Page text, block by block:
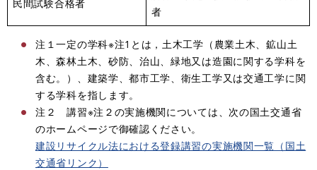
民間試験合格者
者
注１一定の学科※注1とは，土木工学（農業土木、鉱山土
木、森林土木、砂防、治山、緑地又は造園に関する学科を
含む。）、建築学、都市工学、衛生工学又は交通工学に関
する学科を指します。
注２ 講習※注２の実施機関については、次の国土交通省
のホームページで御確認ください。
建設リサイクル法における登録講習の実施機関一覧（国土
交通省リンク）